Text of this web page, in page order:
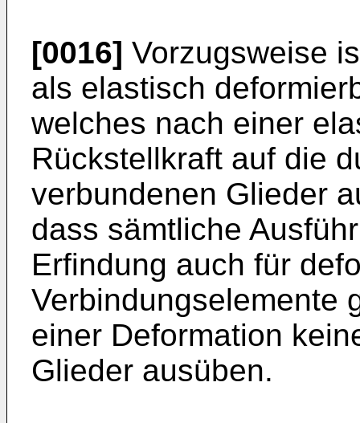
[0016] Vorzugsweise
als elastisch
welches nach einer
Rückstellkraft auf die
verbundenen Glieder
dass sämtliche
Erfindung auch für
Verbindungselemente
einer Deformation
Glieder ausüben.